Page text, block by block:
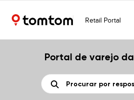
Retail Portal
Portal de varejo da